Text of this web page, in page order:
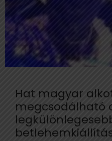
Hat magyar
megcsodálható